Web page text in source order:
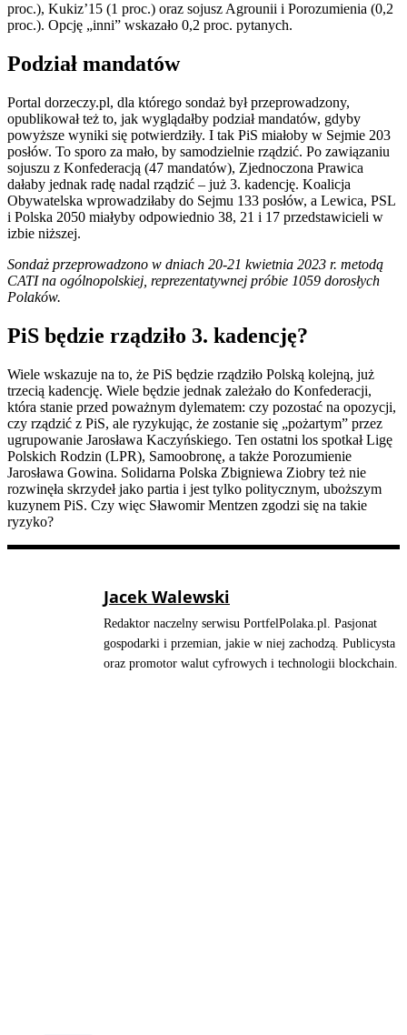
proc.), Kukiz’15 (1 proc.) oraz sojusz Agrounii i Porozumienia (0,2
proc.). Opcję „inni” wskazało 0,2 proc. pytanych.
Podział mandatów
Portal dorzeczy.pl, dla którego sondaż był przeprowadzony,
opublikował też to, jak wyglądałby podział mandatów, gdyby
powyższe wyniki się potwierdziły. I tak PiS miałoby w Sejmie 203
posłów. To sporo za mało, by samodzielnie rządzić. Po zawiązaniu
sojuszu z Konfederacją (47 mandatów), Zjednoczona Prawica
dałaby jednak radę nadal rządzić – już 3. kadencję. Koalicja
Obywatelska wprowadziłaby do Sejmu 133 posłów, a Lewica, PSL
i Polska 2050 miałyby odpowiednio 38, 21 i 17 przedstawicieli w
izbie niższej.
Sondaż przeprowadzono w dniach 20-21 kwietnia 2023 r. metodą
CATI na ogólnopolskiej, reprezentatywnej próbie 1059 dorosłych
Polaków.
PiS będzie rządziło 3. kadencję?
Wiele wskazuje na to, że PiS będzie rządziło Polską kolejną, już
trzecią kadencję. Wiele będzie jednak zależało do Konfederacji,
która stanie przed poważnym dylematem: czy pozostać na opozycji,
czy rządzić z PiS, ale ryzykując, że zostanie się „pożartym” przez
ugrupowanie Jarosława Kaczyńskiego. Ten ostatni los spotkał Ligę
Polskich Rodzin (LPR), Samoobronę, a także Porozumienie
Jarosława Gowina. Solidarna Polska Zbigniewa Ziobry też nie
rozwinęła skrzydeł jako partia i jest tylko politycznym, uboższym
kuzynem PiS. Czy więc Sławomir Mentzen zgodzi się na takie
ryzyko?
Jacek Walewski
Redaktor naczelny serwisu PortfelPolaka.pl. Pasjonat
gospodarki i przemian, jakie w niej zachodzą. Publicysta
oraz promotor walut cyfrowych i technologii blockchain.